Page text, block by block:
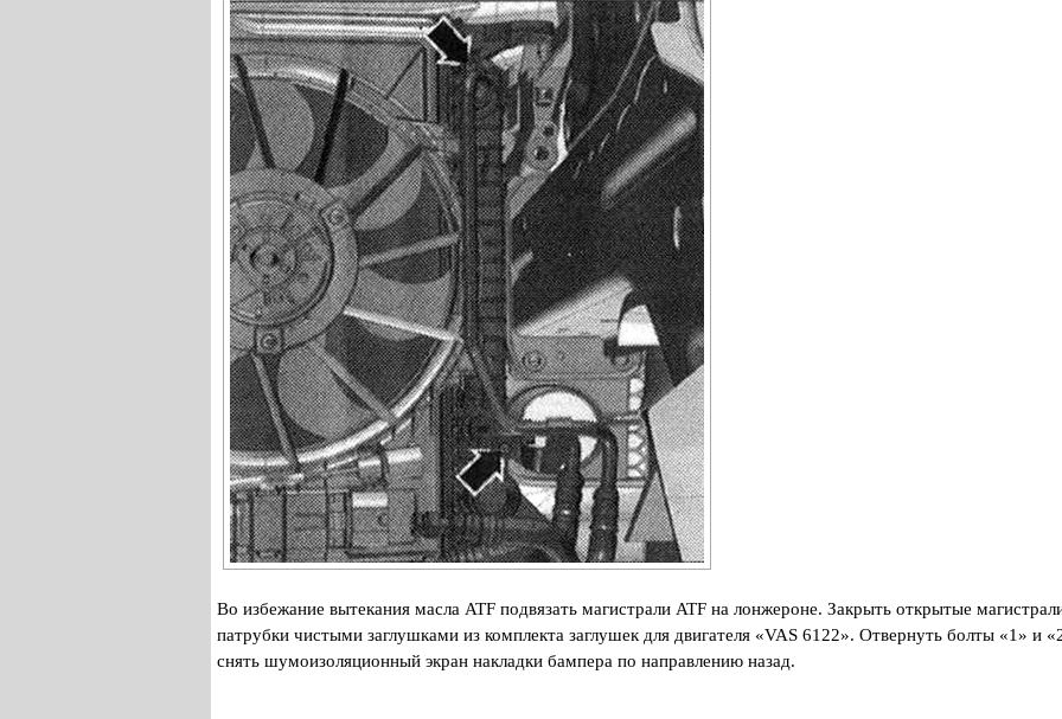
Во избежание вытекания масла ATF подвязать магистрали ATF на лонжероне. Закрыть открытые
патрубки чистыми заглушками из комплекта заглушек для двигателя «VAS 6122». Отвернуть болты «1» и
снять шумоизоляционный экран накладки бампера по направлению назад.